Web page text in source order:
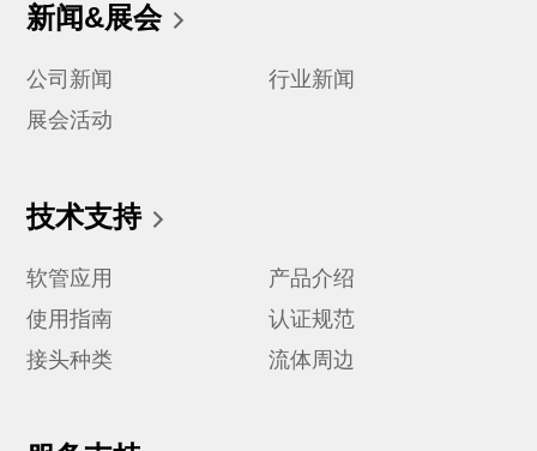
新闻&展会
公司新闻
行业新闻
展会活动
技术支持
软管应用
产品介绍
使用指南
认证规范
接头种类
流体周边